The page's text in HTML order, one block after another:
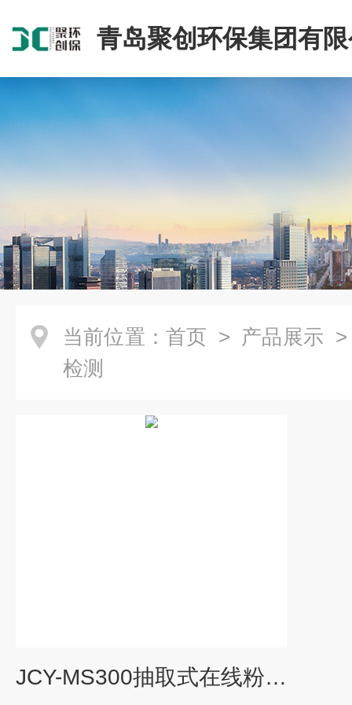
青岛聚创环保集团有
当前位置： 首页 > 产品展示
检测
JCY-MS300抽取式在线粉尘仪